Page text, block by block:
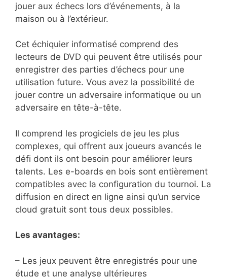
jouer aux échecs lors d’événements, à la
maison ou à l’extérieur.
Cet échiquier informatisé comprend des
lecteurs de DVD qui peuvent être utilisés pour
enregistrer des parties d’échecs pour une
utilisation future. Vous avez la possibilité de
jouer contre un adversaire informatique ou un
adversaire en tête-à-tête.
Il comprend les progiciels de jeu les plus
complexes, qui offrent aux joueurs avancés le
défi dont ils ont besoin pour améliorer leurs
talents. Les e-boards en bois sont entièrement
compatibles avec la configuration du tournoi. La
diffusion en direct en ligne ainsi qu’un service
cloud gratuit sont tous deux possibles.
Les avantages:
– Les jeux peuvent être enregistrés pour une
étude et une analyse ultérieures